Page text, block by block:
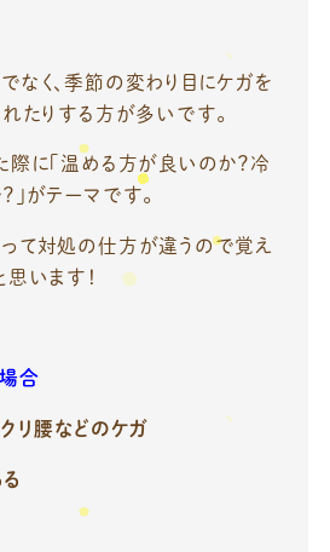
なく、季節の変わり目にケガを
れたりする方が多いです。
際に「温める方が良いのか？冷
がテーマです。
て対処の仕方が違うので覚え
います！
合
リ腰などのケガ